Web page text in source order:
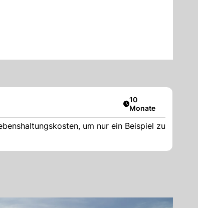
Artikel veröffentlicht:
10
Monate
um nur ein Beispiel zu